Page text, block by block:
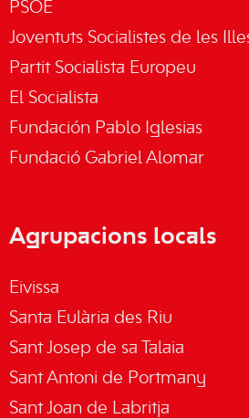
PSOE
Joventuts Socialistes de les
Partit Socialista Europeu
El Socialista
Fundación Pablo Iglesias
Fundació Gabriel Alomar
Agrupacions locals
Eivissa
Santa Eulària des Riu
Sant Josep de sa Talaia
Sant Antoni de Portmany
Sant Joan de Labritja